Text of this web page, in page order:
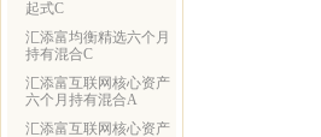
起式C
汇添富均衡精选六个月
持有混合C
汇添富互联网核心资产
六个月持有混合A
汇添富互联网核心资产